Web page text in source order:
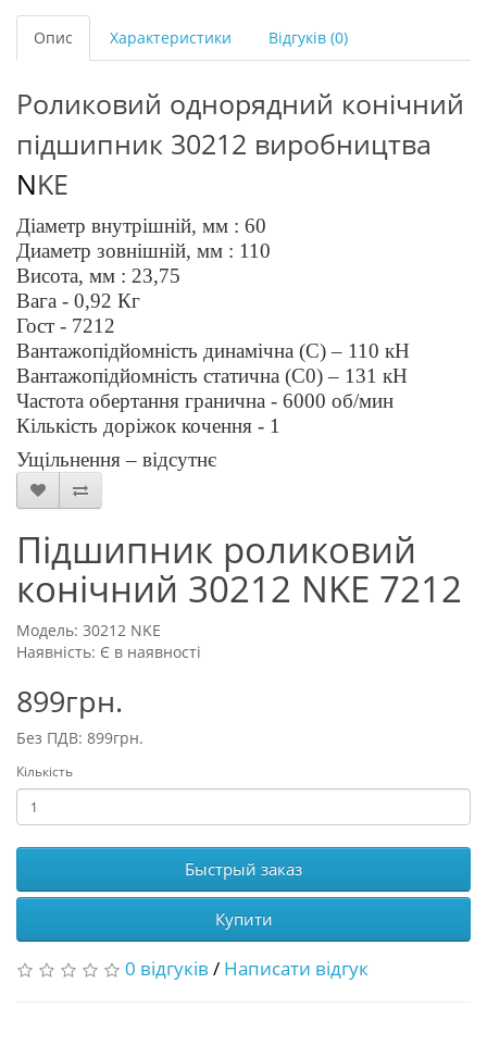
Опис Характеристики Відгуків (0)
Роликовий однорядний конічний
підшипник 30212 виробництва
NKE
Діаметр внутрішній, мм : 60
Диаметр зовнішній, мм : 110
Висота, мм : 23,75
Вага - 0,92 Кг
Гост - 7212
Вантажопідйомність динамічна (C) – 110 кН
Вантажопідйомність статична (C0) – 131 кН
Частота обертання гранична - 6000 об/мин
Кількість доріжок кочення - 1
Ущільнення – відсутнє
Підшипник роликовий
конічний 30212 NKE 7212
Модель: 30212 NKE
Наявність: Є в наявності
899грн.
Без ПДВ: 899грн.
Кількість
Быстрый заказ
Купити
0 відгуків / Написати відгук